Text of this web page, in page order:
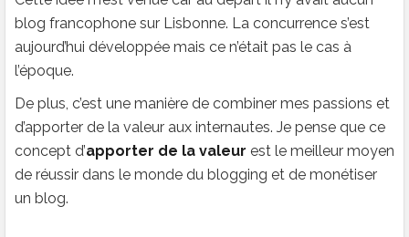
blog francophone sur Lisbonne. La concurrence s’est
aujourd’hui développée mais ce n’était pas le cas à
l’époque.
De plus, c’est une manière de combiner mes passions et
d’apporter de la valeur aux internautes. Je pense que ce
concept d’apporter de la valeur est le meilleur moyen
de réussir dans le monde du blogging et de monétiser
un blog.